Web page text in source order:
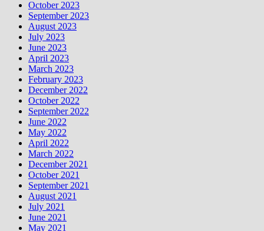
October 2023
September 2023
August 2023
July 2023
June 2023
April 2023
March 2023
February 2023
December 2022
October 2022
September 2022
June 2022
May 2022
April 2022
March 2022
December 2021
October 2021
September 2021
August 2021
July 2021
June 2021
May 2021